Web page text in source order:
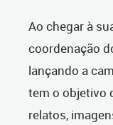
Ao chegar à
coordenação
lançando a
tem o objetivo
relatos,